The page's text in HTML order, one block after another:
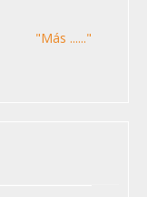
"Más ......"